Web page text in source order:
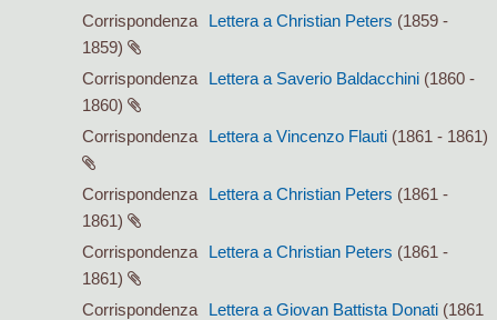
Corrispondenza
Lettera a Christian Peters (1859 -
1859)
Corrispondenza
Lettera a Saverio Baldacchini (1860 -
1860)
Corrispondenza
Lettera a Vincenzo Flauti (1861 - 1861)
Corrispondenza Lettera a Christian Peters (1861 -
1861)
Corrispondenza
Lettera a Christian Peters (1861 -
1861)
Corrispondenza
Lettera a Giovan Battista Donati (1861